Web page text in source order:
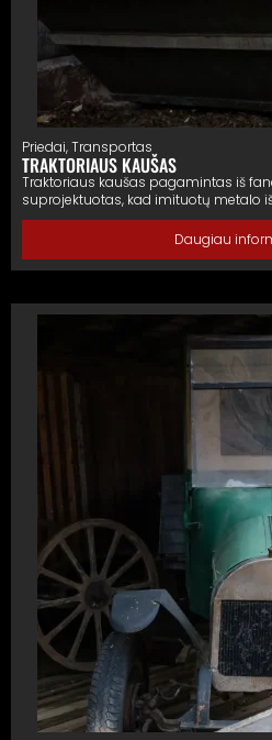
Priedai,Transportas
TRAKTORIAUS KAUŠAS
Traktoriaus kaušas pagamintas iš
suprojektuotas, kad imituotų metalo
Daugiau